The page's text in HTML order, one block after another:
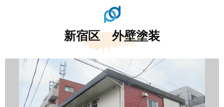
新宿区 外壁塗装